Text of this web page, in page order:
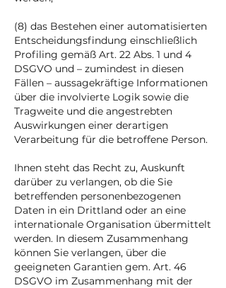
(8) das Bestehen einer automatisierten
Entscheidungsfindung einschließlich
Profiling gemäß Art. 22 Abs. 1 und 4
DSGVO und – zumindest in diesen
Fällen – aussagekräftige Informationen
über die involvierte Logik sowie die
Tragweite und die angestrebten
Auswirkungen einer derartigen
Verarbeitung für die betroffene Person.
Ihnen steht das Recht zu, Auskunft
darüber zu verlangen, ob die Sie
betreffenden personenbezogenen
Daten in ein Drittland oder an eine
internationale Organisation übermittelt
werden. In diesem Zusammenhang
können Sie verlangen, über die
geeigneten Garantien gem. Art. 46
DSGVO im Zusammenhang mit der